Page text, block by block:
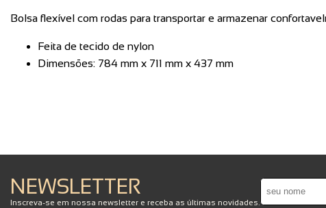
Bolsa flexível com rodas para transportar e armazenar
Feita de tecido de nylon
Dimensões: 784 mm x 711 mm x 437 mm
NEWSLETTER
Inscreva-se em nossa newsletter e receba as últimas novidades.